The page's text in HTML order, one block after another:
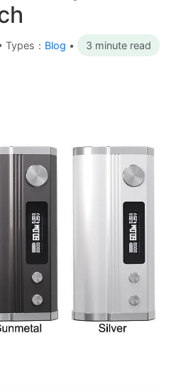
： Blog • 3 minute read